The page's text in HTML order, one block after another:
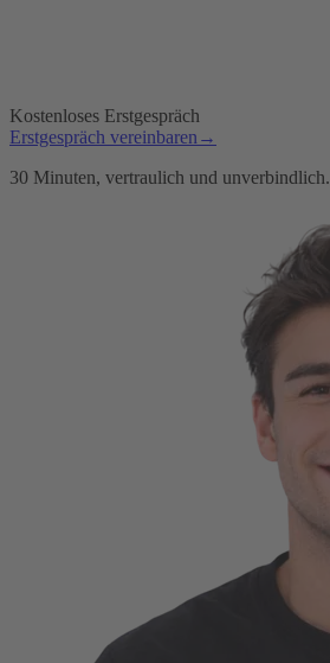
Kostenloses Erstgespräch
Erstgespräch vereinbaren →
30 Minuten, vertraulich und unverbindlich.